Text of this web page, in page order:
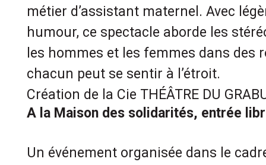
métier d’assistant maternel. Avec
humour, ce spectacle aborde les
les hommes et les femmes dans des
chacun peut se sentir à l’étroit.
Création de la Cie THÉÂTRE DU
A la Maison des solidarités, entrée
Un événement organisée dans le